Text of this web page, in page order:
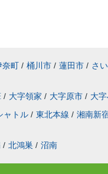
奈町 / 桶川市 / 蓮田市 / さ
/ 大字領家 / 大字原市 / 大
ャトル / 東北本線 / 湘南新
/ 北鴻巣 / 沼南